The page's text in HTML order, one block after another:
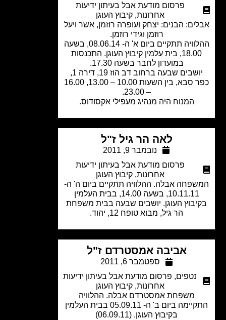
פרסום מודעת אבל בעיתון ידיעות
אחרונות,קיבוץ העוגן
הבנים: יצחק ועופרה רוזמן, אשר ויעל
רוזמן וגידי רוזמן.
ההלוויה תתקיים ביום א' ה- 08.06.14, בשעה
18.00, בית עלמין קיבוץ העוגן. התכנסות
במועדון לחבר בשעה 17.30.
יושבים שבעה ברחוב דב הוז 19, דירה 1,
כפר סבא, בין השעות 10.00 – 13.00, 16.00
המנוח היה מנהיג מעפילי אקסודוס.
לאה הר גיל ז"ל
נובמבר 9, 2011
פרסום מודעת אבל בעיתון ידיעות
אחרונות,קיבוץ העוגן
אבלה. ההלוויה תתקיים ביום ה' ה-
10.11.11, בשעה 14.00, בבית העלמין
העוגן. יושבים שבעה בבית משפחת
הר גיל, מבוא טופח 12, יהוד.
אביבה אמסטרדם ז"ל
ספטמבר 6, 2011
נטפים
פרסום מודעת אבל בעיתון ידיעות
אחרונות,קיבוץ העוגן
משפחת אמסטרדם אבלה. ההלוויה
התקיימה ביום ב' ה- 05.09.11 בבית העלמין
בקיבוץ העוגן. (06.09.11)